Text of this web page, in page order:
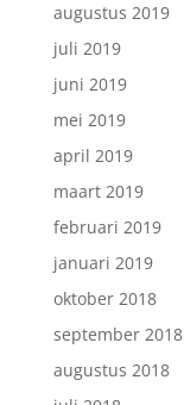
augustus 2019
juli 2019
juni 2019
mei 2019
april 2019
maart 2019
februari 2019
januari 2019
oktober 2018
september 2018
augustus 2018